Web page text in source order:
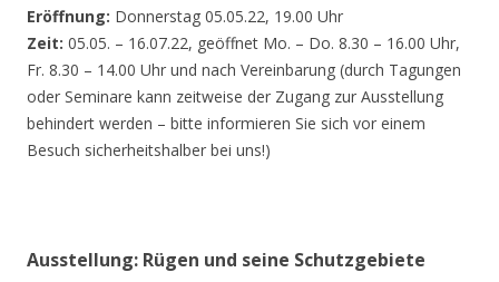
Eröffnung: Donnerstag 05.05.22, 19.00 Uhr
Zeit: 05.05. – 16.07.22, geöffnet Mo. – Do. 8.30 – 16.00 Uhr,
Fr. 8.30 – 14.00 Uhr und nach Vereinbarung (durch Tagungen
oder Seminare kann zeitweise der Zugang zur Ausstellung
behindert werden – bitte informieren Sie sich vor einem
Besuch sicherheitshalber bei uns!)
Ausstellung: Rügen und seine Schutzgebiete